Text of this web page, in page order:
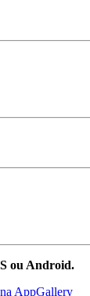
ou Android.